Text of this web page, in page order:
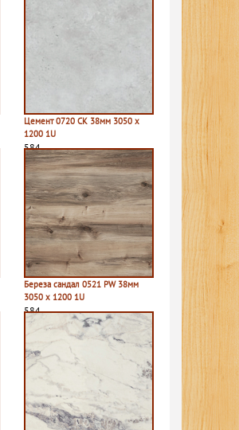
Цемент 0720 CK 38мм 3050 х
1200 1U
584
Береза сандал 0521 PW 38мм
3050 х 1200 1U
584